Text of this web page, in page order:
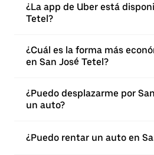
¿La app de Uber está
Tetel?
¿Cuál es la forma más
en San José Tetel?
¿Puedo desplazarme por
un auto?
¿Puedo rentar un auto en